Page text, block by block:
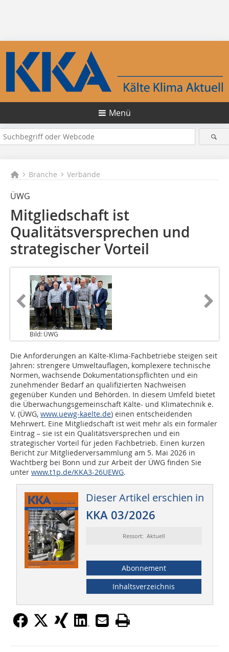
Menü
Branche Verbände
ÜWG
Mitgliedschaft ist
Qualitätsversprechen und
strategischer Vorteil
Bild: ÜWG
Die Anforderungen an Kälte-Klima-Fachbetriebe steigen seit
Jahren: strengere Umweltauflagen, komplexere technische
Normen, wachsende Dokumentationspflichten und ein
zunehmender Bedarf an qualifizierten Nachweisen
gegenüber Kunden und Behörden. In diesem Umfeld bietet
die Überwachungsgemeinschaft Kälte- und Klimatechnik e.
V. (ÜWG, www.uewg-kaelte.de) einen entscheidenden
Mehrwert. Eine Mitgliedschaft ist weit mehr als ein formaler
Eintrag – sie ist ein Qualitätsversprechen und ein
strategischer Vorteil für jeden Fachbetrieb. Einen kurzen
Bericht zur Mitgliederversammlung am 5. Mai 2026 in
Wachtberg bei Bonn und zur Arbeit der ÜWG finden Sie
unter www.t1p.de/KKA3-26UEWG.
Dieser Artikel erschien in
KKA 03/2026
Ressort: Aktuell
Abonnement
Inhaltsverzeichnis